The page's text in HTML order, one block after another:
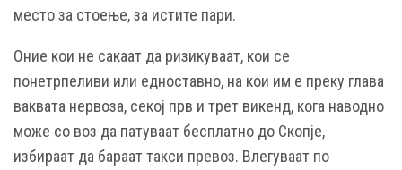
место за стоење, за истите пари.
Оние кои не сакаат да ризикуваат, кои се
понетрпеливи или едноставно, на кои им е преку глава
ваквата нервоза, секој прв и трет викенд, кога наводно
може со воз да патуваат бесплатно до Скопје,
избираат да бараат такси превоз. Влегуваат по